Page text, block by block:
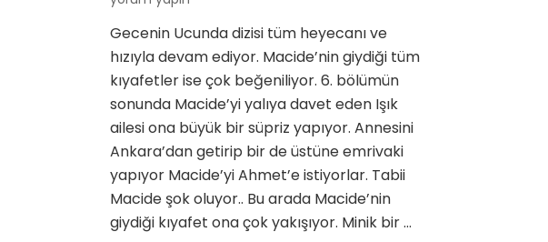
Kıyafetleri
Mavi
Elbisesi
Hangi
Marka?
için
Gecenin Ucunda dizisi tüm heyecanı ve
hızıyla devam ediyor. Macide’nin giydiği tüm
kıyafetler ise çok beğeniliyor. 6. bölümün
sonunda Macide’yi yalıya davet eden Işık
ailesi ona büyük bir süpriz yapıyor. Annesini
Ankara’dan getirip bir de üstüne emrivaki
yapıyor Macide’yi Ahmet’e istiyorlar. Tabii
Macide şok oluyor.. Bu arada Macide’nin
giydiği kıyafet ona çok yakışıyor. Minik bir …